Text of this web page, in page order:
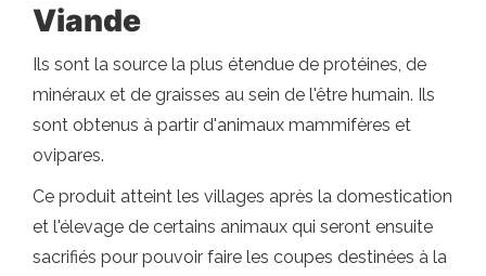
Viande
Ils sont la source la plus étendue de protéines, de
minéraux et de graisses au sein de l'être humain. Ils
sont obtenus à partir d'animaux mammifères et
ovipares.
Ce produit atteint les villages après la domestication
et l'élevage de certains animaux qui seront ensuite
sacrifiés pour pouvoir faire les coupes destinées à la